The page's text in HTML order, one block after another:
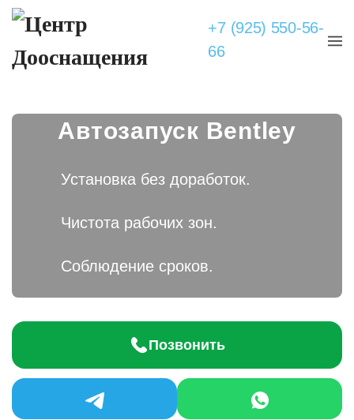
+7 (925) 550-56-
66
Автозапуск Bentley
Установка без доработок.
Чистота рабочих зон.
Соблюдение сроков.
Позвонить